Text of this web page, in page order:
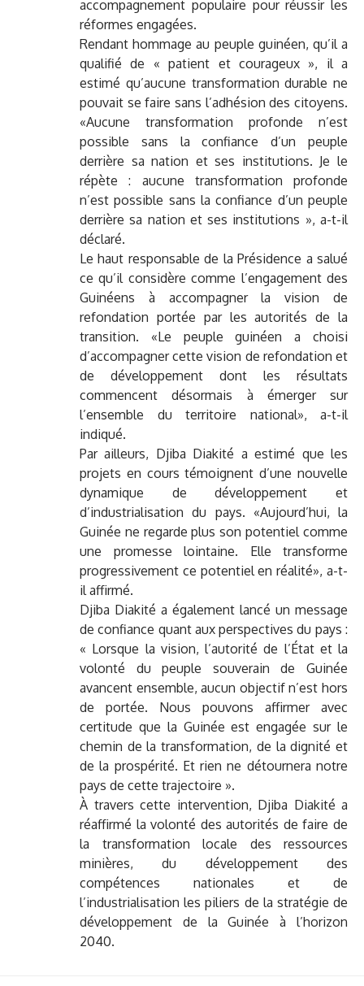
accompagnement populaire pour réussir les
réformes engagées.
Rendant hommage au peuple guinéen, qu’il a
qualifié de « patient et courageux », il a
estimé qu’aucune transformation durable ne
pouvait se faire sans l’adhésion des citoyens.
«Aucune transformation profonde n’est
possible sans la confiance d’un peuple
derrière sa nation et ses institutions. Je le
répète : aucune transformation profonde
n’est possible sans la confiance d’un peuple
derrière sa nation et ses institutions », a-t-il
déclaré.
Le haut responsable de la Présidence a salué
ce qu’il considère comme l’engagement des
Guinéens à accompagner la vision de
refondation portée par les autorités de la
transition. «Le peuple guinéen a choisi
d’accompagner cette vision de refondation et
de développement dont les résultats
commencent désormais à émerger sur
l’ensemble du territoire national», a-t-il
indiqué.
Par ailleurs, Djiba Diakité a estimé que les
projets en cours témoignent d’une nouvelle
dynamique de développement et
d’industrialisation du pays. «Aujourd’hui, la
Guinée ne regarde plus son potentiel comme
une promesse lointaine. Elle transforme
progressivement ce potentiel en réalité», a-t-
il affirmé.
Djiba Diakité a également lancé un message
de confiance quant aux perspectives du pays :
« Lorsque la vision, l’autorité de l’État et la
volonté du peuple souverain de Guinée
avancent ensemble, aucun objectif n’est hors
de portée. Nous pouvons affirmer avec
certitude que la Guinée est engagée sur le
chemin de la transformation, de la dignité et
de la prospérité. Et rien ne détournera notre
pays de cette trajectoire ».
À travers cette intervention, Djiba Diakité a
réaffirmé la volonté des autorités de faire de
la transformation locale des ressources
minières, du développement des
compétences nationales et de
l’industrialisation les piliers de la stratégie de
développement de la Guinée à l’horizon
2040.